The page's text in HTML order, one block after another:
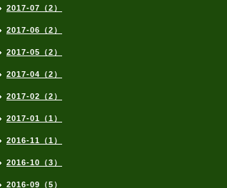
2017-07（2）
2017-06（2）
2017-05（2）
2017-04（2）
2017-02（2）
2017-01（1）
2016-11（1）
2016-10（3）
2016-09（5）